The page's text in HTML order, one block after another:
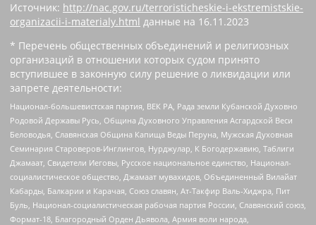
Источник: http://nac.gov.ru/terroristicheskie-i-ekstremistskie-
organizacii-i-materialy.html данные на 16.11.2023
* Перечень общественных объединений и религиозных
организаций в отношении которых судом принято
вступившее в законную силу решение о ликвидации или
запрете деятельности:
Национал-большевистская партия, ВЕК РА, Рада земли Кубанской Духовно
Родовой Державы Русь, Община Духовного Управления Асгардской Веси
Беловодья, Славянская Община Капища Веды Перуна, Мужская Духовная
Семинария Староверов-Инглингов, Нурджулар, К Богодержавию, Таблиги
Джамаат, Свидетели Иеговы, Русское национальное единство, Национал-
социалистическое общество, Джамаат мувахидов, Объединенный Вилайат
Кабарды, Балкарии и Карачая, Союз славян, Ат-Такфир Валь-Хиджра, Пит
Буль, Национал-социалистическая рабочая партия России, Славянский союз,
Формат-18, Благородный Орден Дьявола, Армия воли народа,